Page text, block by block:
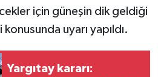
için güneşin dik geldiği
uyarı yapıldı.
Yargıtay kararı: